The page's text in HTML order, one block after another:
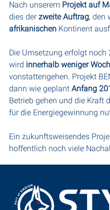
Nach unserem Projekt auf
dies der zweite Auftrag, den
afrikanischen Kontinent
Die Umsetzung erfolgt noch
wird innerhalb weniger
vonstattengehen. Projekt
dann wie geplant Anfang
Betrieb gehen und die Kraft
für die Energiegewinnung
Ein zukunftsweisendes
hoffentlich noch viele